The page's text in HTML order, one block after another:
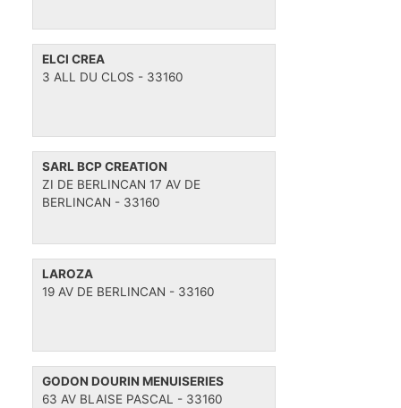
ELCI CREA
3 ALL DU CLOS - 33160
SARL BCP CREATION
ZI DE BERLINCAN 17 AV DE
BERLINCAN - 33160
LAROZA
19 AV DE BERLINCAN - 33160
GODON DOURIN MENUISERIES
63 AV BLAISE PASCAL - 33160